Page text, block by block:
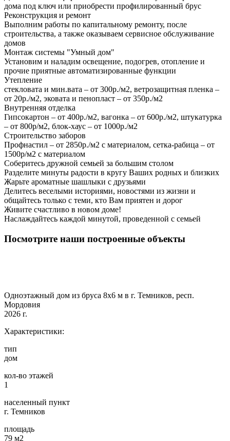
дома под ключ или приобрести профилированный брус
Реконструкция и ремонт
Выполним работы по капитальному ремонту, после
строительства, а также оказываем сервисное обслуживание
домов
Монтаж системы "Умный дом"
Установим и наладим освещение, подогрев, отопление и
прочие приятные автоматизированные функции
Утепление
стекловата и мин.вата – от 300р./м2, ветрозащитная пленка –
от 20р./м2, эковата и пенопласт – от 350р./м2
Внутренняя отделка
Гипсокартон – от 400р./м2, вагонка – от 600р./м2, штукатурка
– от 800р/м2, блок-хаус – от 1000р./м2
Строительство заборов
Профнастил – от 2850р./м2 с материалом, сетка-рабица – от
1500р/м2 с материалом
Соберитесь дружной семьей за большим столом
Разделите минуты радости в кругу Ваших родных и близких
Жарьте ароматные шашлыки с друзьями
Делитесь веселыми историями, новостями из жизни и
общайтесь только с теми, кто Вам приятен и дорог
Живите счастливо в новом доме!
Наслаждайтесь каждой минутой, проведенной с семьей
Посмотрите наши построенные объекты
Одноэтажный дом из бруса 8х6 м в г. Темников, респ.
Мордовия
2026 г.
Характеристики:
тип
дом
кол-во этажей
1
населенный пункт
г. Темников
площадь
79 м2